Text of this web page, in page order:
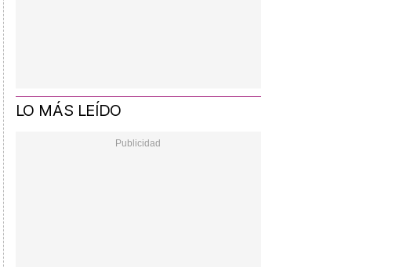
LO MÁS LEÍDO